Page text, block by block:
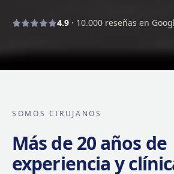
4.9 · 10.000 reseñas en
SOMOS CIRUJANOS
Más de 20 años de
experiencia y